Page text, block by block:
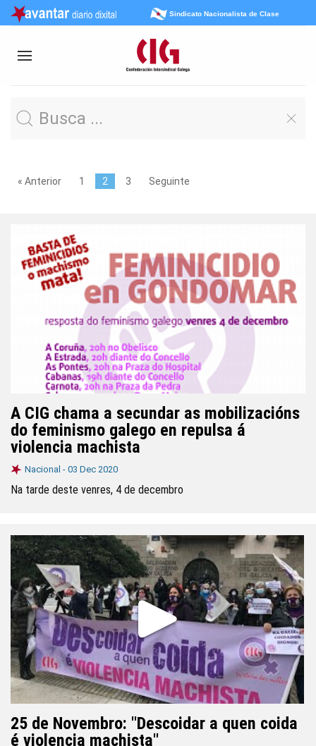
Sindicato Nacionalista de Clase
« Anterior 1 2 3 Seguinte
A CIG chama a secundar as mobilizacións
do feminismo galego en repulsa á
violencia machista
Nacional - 03 Dec 2020
Na tarde deste venres, 4 de decembro
25 de Novembro: "Descoidar a quen coida
é violencia machista"